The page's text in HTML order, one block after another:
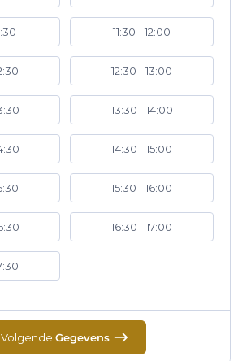
11:30 - 12:00
12:30 - 13:00
13:30 - 14:00
14:30 - 15:00
15:30 - 16:00
16:30 - 17:00
Volgende Gegevens